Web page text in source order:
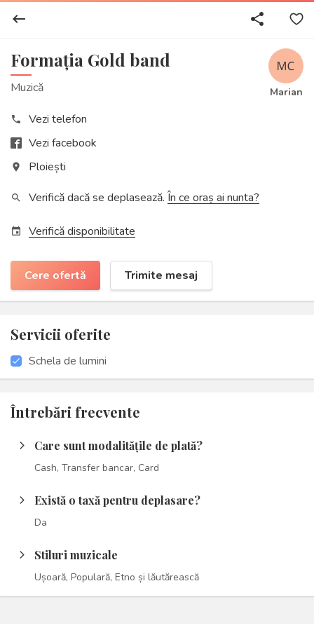
keyboard_backspace share
Formația Gold band
Muzică Marian
phone
Vezi telefon
Vezi facebook
place Ploiești
search Verifică dacă se deplasează. În ce oraș ai nunta?
event Verifică disponibilitate
Cere ofertă Trimite mesaj
Servicii oferite
Schela de lumini
Întrebări frecvente
arrow_forward_ios Care sunt modalitățile de plată?
Cash, Transfer bancar, Card
arrow_forward_ios Există o taxă pentru deplasare?
Da
arrow_forward_ios Stiluri muzicale
Ușoară, Populară, Etno și lăutărească